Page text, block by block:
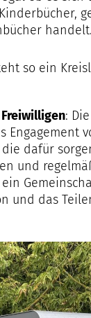
handelt.
so ein
:
Engagement
dafür
und
und das